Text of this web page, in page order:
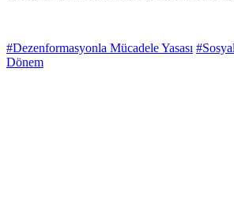
#Dezenformasyonla Mücadele Yasası
Dönem